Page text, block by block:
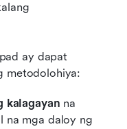
ay dapat
metodolohiya:
kalagayan na
na mga daloy ng